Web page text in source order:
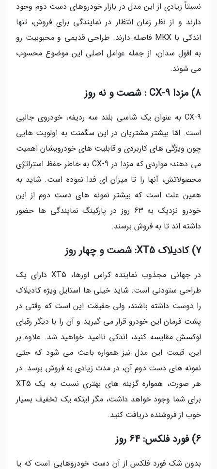
نسبتاً زیادی از این مدل در بازار خودروهای دست دوم وجود
دارند و از نظر زمان انتظار در نمایندگی برای فروش، تنها
اندکی با MKX فاصله دارند. طراحی قدیمی و محبوبیت رو
به افول سدان، از جمله عوامل اصلی این موضوع محسوب
می شوند.
8) مزدا CX-9 : شصت و نه روز
CX-9 به عنوان یک شاسی بلند سه ردیفه، خودروی جالبی
است. امّا بیشتر مشتریان در این سگمنت به اولویت هایی
چون ویژگی های کاربردی و قابلیت های خودرویشان اهمیت
می دهند؛ مواردی که مزدا در CX-9 به خاطر حفظ استراتژی
محصولاتش، آنها را تا میزان ای فدا نموده است. شاید به
همین علت است که بیشتر نمونه های دست دوم از این
خودرو نزدیک به 63 روز در پارکینگ نمایندگی ها حضور
داشته اند تا به فروش برسند.
7) کادیلاک XT5: شصت و چهار روز
در جهانی مجذوب نماینده کراس اورها، XT5 دارای یک
طراحی ستودنی است. شاید خیلی ها استایل ویژه کادیلاک
را دوست داشته باشند، ولی حقیقت این است که وقتی در
پشت فرمان این خودرو قرار می گیرید و آن را با دیگر رقبای
لوکسش مقایسه کنید، اندکی ناامید خواهید شد. علاوه بر
این، قیمت این مدل نیز همواره باعث می شود که حتی
نمونه های دست دوم آن، در مدت زیادی به فروش برسد. در
هر صورت، همواره گزینه های بهتری نسبت به یک XT5
برای شما وجود خواهد داشت، مگر اینکه یک تخفیف بسیار
خوب از فروشنده دریافت کنید.
6) فورد فلکس: 64 روز
بدون شک فورد فلکس از آن دست خودروهایی است که یا